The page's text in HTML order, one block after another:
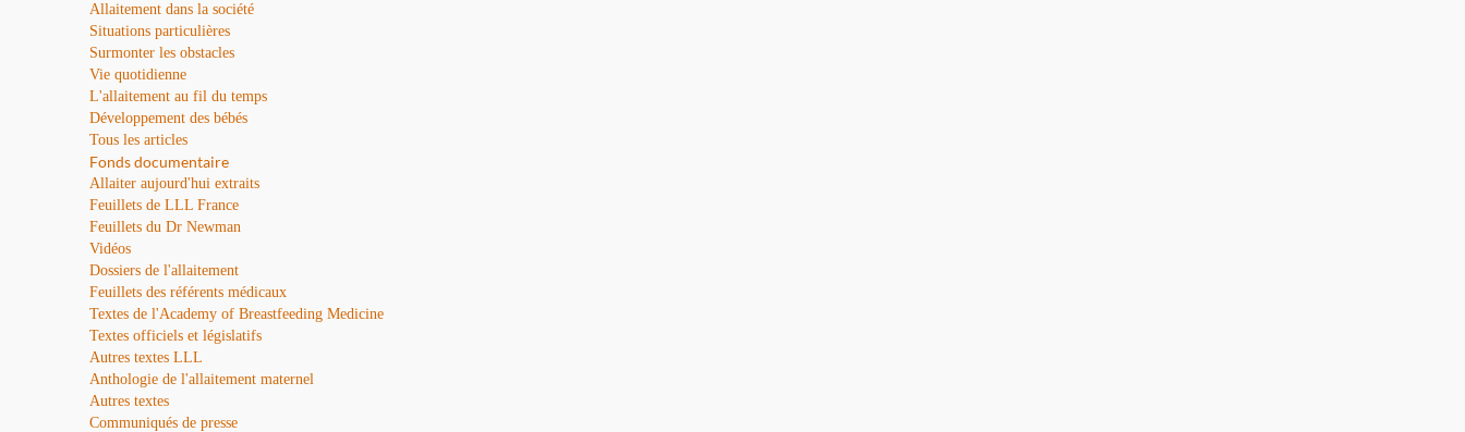
Allaitement dans la société
Situations particulières
Surmonter les obstacles
Vie quotidienne
L'allaitement au fil du temps
Développement des bébés
Tous les articles
Fonds documentaire
Allaiter aujourd'hui extraits
Feuillets de LLL France
Feuillets du Dr Newman
Vidéos
Dossiers de l'allaitement
Feuillets des référents médicaux
Textes de l'Academy of Breastfeeding Medicine
Textes officiels et législatifs
Autres textes LLL
Anthologie de l'allaitement maternel
Autres textes
Communiqués de presse